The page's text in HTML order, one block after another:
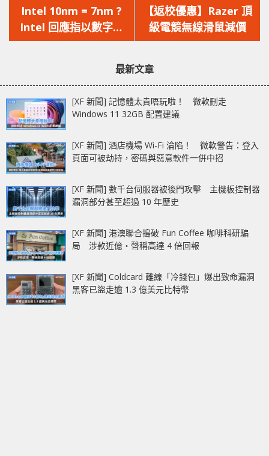
一
篇
文
Intel 10nm = 7nm ?
Intel 回應指以數字命
名技術導致了不少誤解
一
篇
文
【返校優惠】Razer 頂
級電競無線滑鼠減價
最新文章
[XF 新聞] 記憶體太貴唔玩啦！ 微軟刪走
Windows 11 32GB 配置建議
[XF 新聞] 酒店機場 Wi-Fi 淪陷！ 微軟警告：登入
頁面可被劫持，密碼與惡意軟件一併中招
[XF 新聞] 數千台伺服器被後門攻擊 主機板控制器
漏洞部分甚至超過 10 年歷史
[XF 新聞] 港澳聯合搗破 Fun Coffee 咖啡科研騙
局 涉款近億‧聲稱高達 4 倍回報
[XF 新聞] Coldcard 離線「冷錢包」爆出致命漏洞
黑客已盜走逾 1.3 億美元比特幣